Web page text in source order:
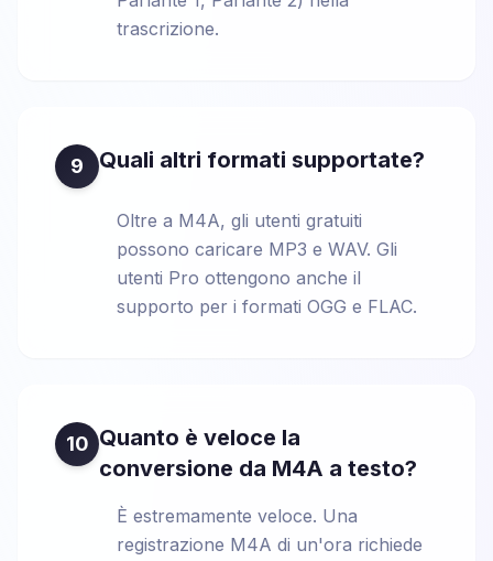
trascrizione.
9 Quali altri formati supportate?
Oltre a M4A, gli utenti gratuiti
possono caricare MP3 e WAV. Gli
utenti Pro ottengono anche il
supporto per i formati OGG e FLAC.
10 Quanto è veloce la
conversione da M4A a testo?
È estremamente veloce. Una
registrazione M4A di un'ora richiede